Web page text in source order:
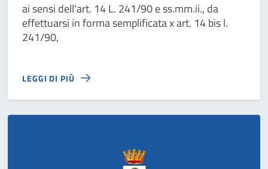
ai sensi dell'art. 14 L. 241/90 e ss.mm.ii., da
effettuarsi in forma semplificata x art. 14 bis l.
241/90,
LEGGI DI PIÙ